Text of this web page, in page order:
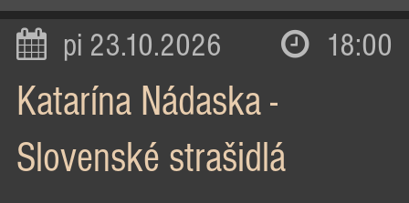
pi 23.10.2026 18:00
Katarína Nádaska -
Slovenské strašidlá